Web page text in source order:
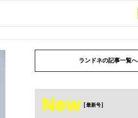
ランドネの記事一覧へ
New [ 最新号 ]